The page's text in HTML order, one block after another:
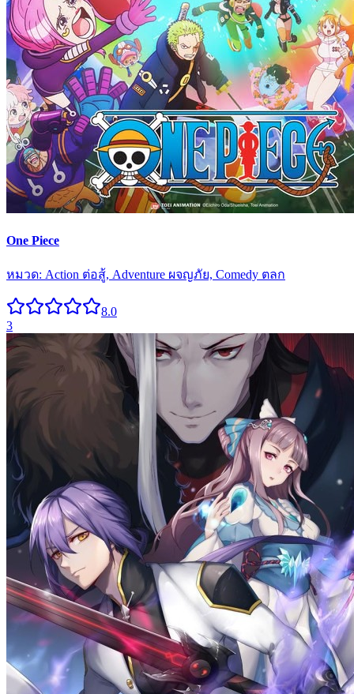
One Piece
หมวด: Action ต่อสู้, Adventure ผจญภัย, Comedy ตลก
8.0
3